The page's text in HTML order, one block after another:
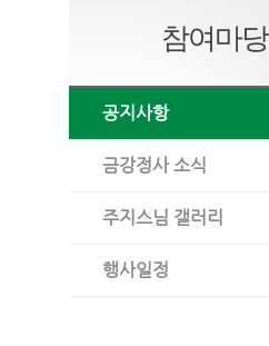
참여마당
공지사항
금강정사 소식
주지스님 갤러리
행사일정